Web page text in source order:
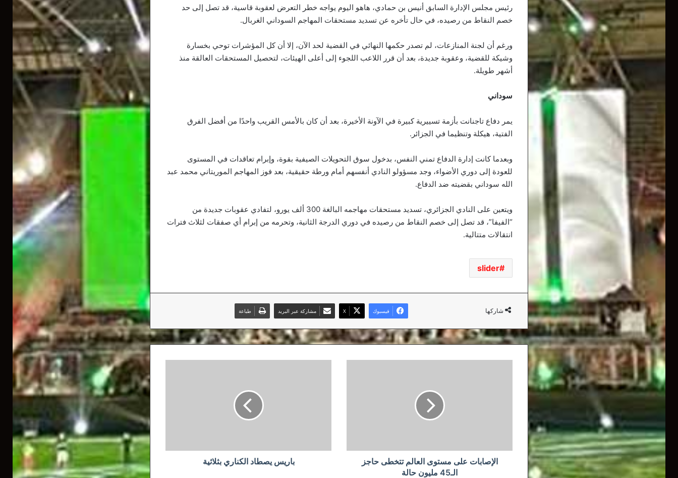
رئيس مجلس الإدارة السابق أنيس بن حمادي، هاهو اليوم يواجه خطر التعرض لعقوبة قاسية، قد تصل إلى حد
خصم النقاط من رصيده، في حال تأخره عن تسديد مستحقات المهاجم السوداني الغربال.
ورغم أن لجنة المنازعات، لم تصدر حكمها النهائي في القضية لحد الآن، إلا أن كل المؤشرات توحي بخسارة
وشيكة للقضية، وعقوبة جديدة، بعد أن قرر اللاعب اللجوء إلى أعلى الهيئات، لتحصيل المستحقات العالقة منذ
أشهر طويلة.
سوداني
يمر دفاع تاجنانت بأزمة تسييرية كبيرة في الآونة الأخيرة، بعد أن كان بالأمس القريب واحدًا من أفضل الفرق
الفتية، هيكلة وتنظيما في الجزائر.
وبعدما كانت إدارة الدفاع تمني النفس، بدخول سوق التحويلات الصيفية بقوة، وإبرام تعاقدات في المستوى
للعودة إلى دوري الأضواء، وجد مسؤولو النادي أنفسهم أمام ورطة حقيقية، بعد فوز المهاجم الموريتاني محمد عبد
الله سوداني بقضيته ضد الدفاع.
ويتعين على النادي الجزائري، تسديد مستحقات مهاجمه البالغة 300 ألف يورو، لتفادي عقوبات جديدة من
“الفيفا”، قد تصل إلى خصم النقاط من رصيده في دوري الدرجة الثانية، وتحرمه من إبرام أي صفقات لثلاث فترات
انتقالات متتالية.
slider
شاركها فيسبوك ‫X مشاركة عبر البريد طباعة
حالة
الإصابات على مستوى العالم تتخطى حاجز
الـ45 مليون حالة
باريس يصطاد الكناري بثلاثية